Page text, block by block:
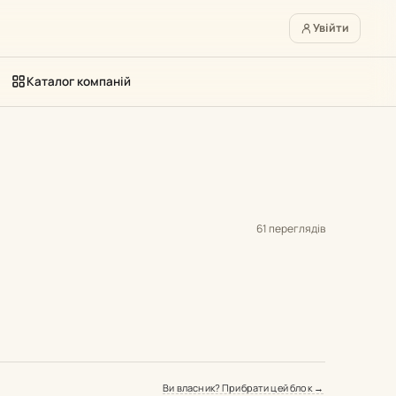
Увійти
Каталог компаній
61 переглядів
Ви власник? Прибрати цей блок →